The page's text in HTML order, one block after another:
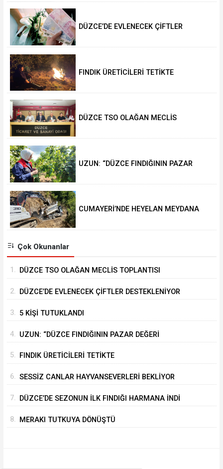
DÜZCE’DE EVLENECEK ÇİFTLER
FINDIK ÜRETİCİLERİ TETİKTE
DÜZCE TSO OLAĞAN MECLİS
UZUN: “DÜZCE FINDIĞININ PAZAR
CUMAYERİ’NDE HEYELAN MEYDANA
Çok Okunanlar
1. DÜZCE TSO OLAĞAN MECLİS TOPLANTISI
2. DÜZCE’DE EVLENECEK ÇİFTLER DESTEKLENİYOR
3. 5 KİŞİ TUTUKLANDI
4. UZUN: “DÜZCE FINDIĞININ PAZAR DEĞERİ
5. FINDIK ÜRETİCİLERİ TETİKTE
6. SESSİZ CANLAR HAYVANSEVERLERİ BEKLİYOR
7. DÜZCE’DE SEZONUN İLK FINDIĞI HARMANA İNDİ
8. MERAKI TUTKUYA DÖNÜŞTÜ